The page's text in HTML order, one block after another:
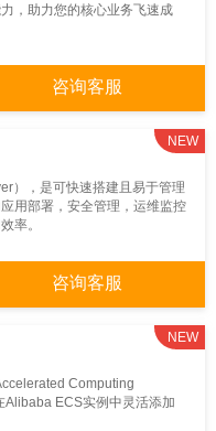
，助力您的核心业务飞速成
咨询客服
NEW
），是可快速搭建且易于管理
用部署，安全管理，运维监控
率。
咨询客服
NEW
Computing
Alibaba ECS实例中灵活添加